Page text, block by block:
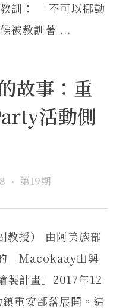
訓： 「不可以挪動
被教訓著 ...
故事：重
活動側
第19期
教授） 由阿美族部
「Macokaay山與
製計畫」2017年12
重安部落展開。這